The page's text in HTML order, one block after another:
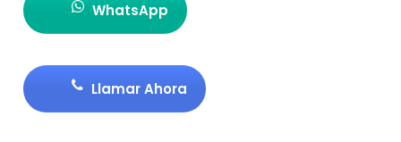
WhatsApp
Llamar Ahora